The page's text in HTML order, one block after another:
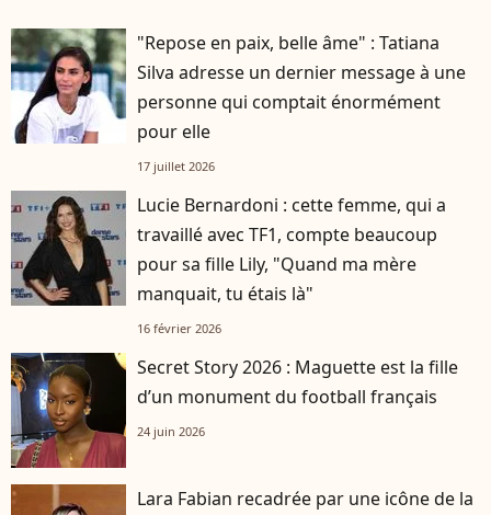
"Repose en paix, belle âme" : Tatiana
Silva adresse un dernier message à une
personne qui comptait énormément
pour elle
17 juillet 2026
Lucie Bernardoni : cette femme, qui a
travaillé avec TF1, compte beaucoup
pour sa fille Lily, "Quand ma mère
manquait, tu étais là"
16 février 2026
Secret Story 2026 : Maguette est la fille
d’un monument du football français
24 juin 2026
Lara Fabian recadrée par une icône de la